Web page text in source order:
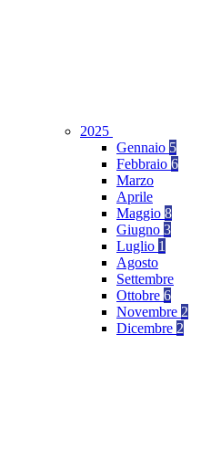
2025
Gennaio 5
Febbraio 6
Marzo
Aprile
Maggio 8
Giugno 3
Luglio 1
Agosto
Settembre
Ottobre 6
Novembre 2
Dicembre 2